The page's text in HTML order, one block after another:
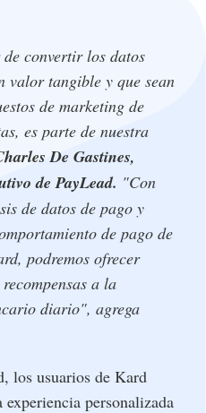
convertir los datos
valor tangible y que sean
de marketing de
es parte de nuestra
De Gastines,
de PayLead. "Con
de datos de pago y
de pago de
podremos ofrecer
a la
diario", agrega
los usuarios de Kard
personalizada